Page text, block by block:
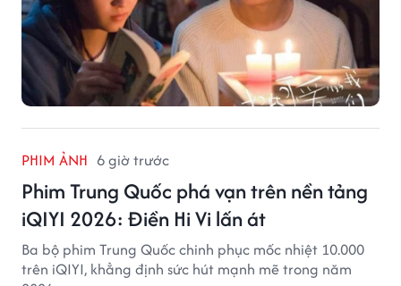
PHIM ẢNH 6 giờ trước
Phim Trung Quốc phá vạn trên nền tảng
iQIYI 2026: Điền Hi Vi lấn át
Ba bộ phim Trung Quốc chinh phục mốc nhiệt 10.000
trên iQIYI, khẳng định sức hút mạnh mẽ trong năm